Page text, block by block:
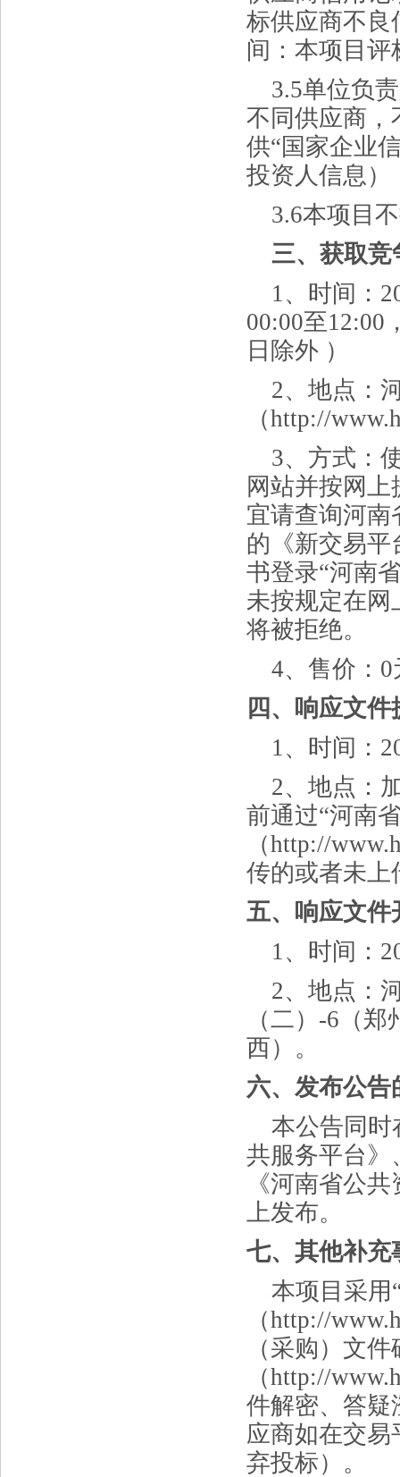
标供应商不良
间：本项目评
3.5单位负
不同供应商，
供“国家企业
投资人信息）
3.6本项目
三、获取竞
1、时间：
00:00至12:00
日除外 ）
2、地点：
（http://
3、方式：
网站并按网
宜请查询河南
的《新交易
书登录“河南
未按规定在网
将被拒绝。
4、售价：0
四、响应文件
1、时间：
2、地点：
前通过“河南
（http://
传的或者未上
五、响应文件
1、时间：
2、地点：
（二） -6 （郑
西）。
六、发布公告
本公告同时
共服务平台》
《河南省公
上发布。
七、其他补充
本项目采用
（http://
（采购）文
（http://
件解密、答疑
应商如在交易
弃投标）。